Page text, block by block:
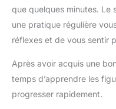
que quelques minutes. Le
une pratique régulière
réflexes et de vous sentir
Après avoir acquis une
temps d’apprendre les
progresser rapidement.